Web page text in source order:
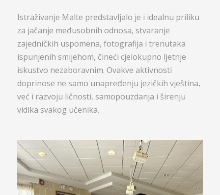
Istraživanje Malte predstavljalo je i idealnu priliku
za jačanje međusobnih odnosa, stvaranje
zajedničkih uspomena, fotografija i trenutaka
ispunjenih smijehom, čineći cjelokupno ljetnje
iskustvo nezaboravnim. Ovakve aktivnosti
doprinose ne samo unapređenju jezičkih vještina,
već i razvoju ličnosti, samopouzdanja i širenju
vidika svakog učenika.